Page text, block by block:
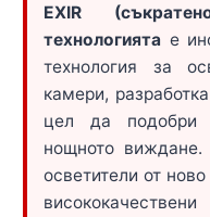
EXIR
технологията е
технология за
камери,
цел да подобри
нощното виждане.
осветители от